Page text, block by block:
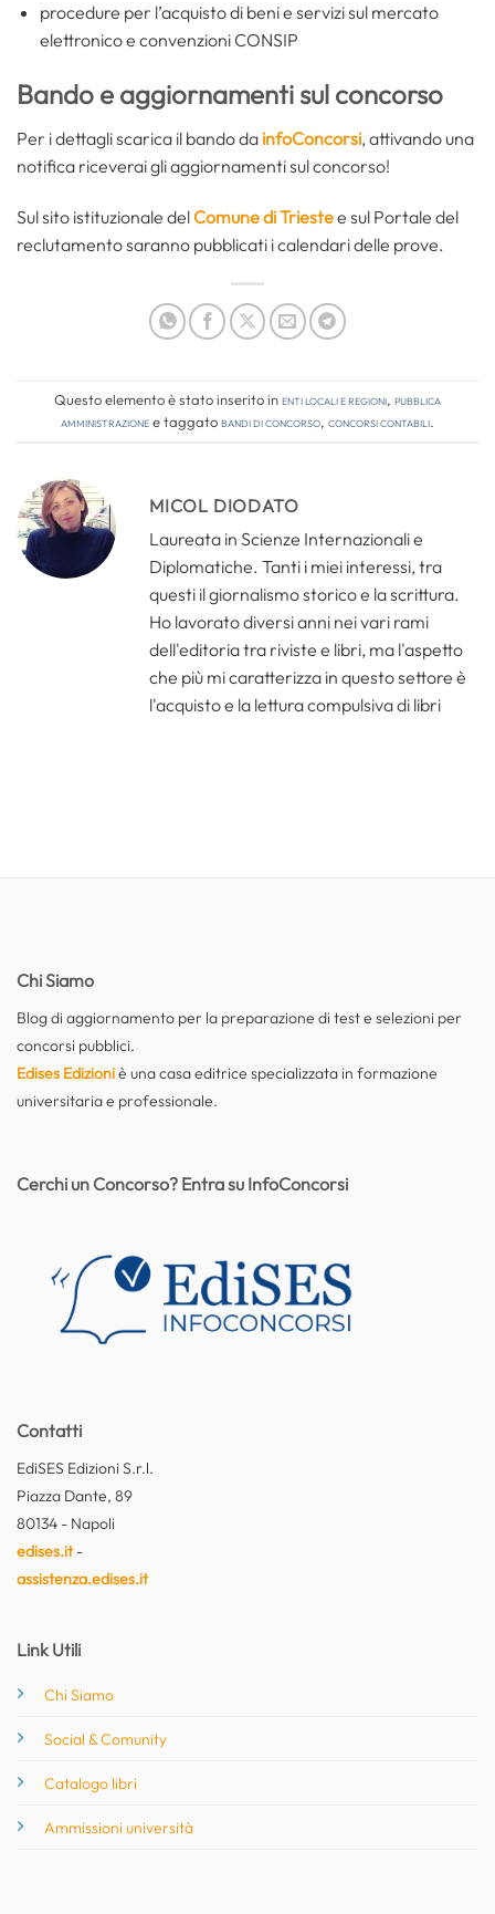
procedure per l’acquisto di beni e servizi sul mercato
elettronico e convenzioni CONSIP
Bando e aggiornamenti sul concorso
Per i dettagli scarica il bando da infoConcorsi, attivando una
notifica riceverai gli aggiornamenti sul concorso!
Sul sito istituzionale delComune di Triestee sul Portale del
reclutamento saranno pubblicati i calendari delle prove.
Questo elemento è stato inserito inEnti locali e regioni, Pubblica
amministrazionee taggatobandi di concorso, concorsi contabili.
MICOL DIODATO
Laureata in Scienze Internazionali e
Diplomatiche. Tanti i miei interessi, tra
questi il giornalismo storico e la scrittura.
Ho lavorato diversi anni nei vari rami
dell'editoria tra riviste e libri, ma l'aspetto
che più mi caratterizza in questo settore è
l'acquisto e la lettura compulsiva di libri
Chi Siamo
Blog di aggiornamento per la preparazione di test e selezioni per
concorsi pubblici.
Edises Edizioniè una casa editrice specializzata in formazione
universitaria e professionale.
Contatti
EdiSES Edizioni S.r.l.
Piazza Dante, 89
80134 - Napoli
edises.it-
assistenza.edises.it
Link Utili
Chi Siamo
Social & Comunity
Catalogo libri
Ammissioni università
Cerchi un Concorso? Entra su InfoConcorsi